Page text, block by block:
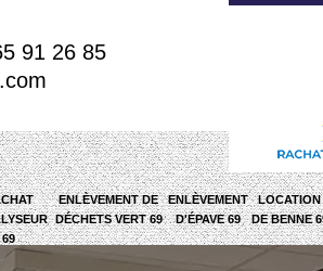
91 26 85
69
ENLÈVEMENT DE
DÉCHETS VERT 69
ENLÈVEMENT
D'ÉPAVE 69
LOCATION
DE BENNE